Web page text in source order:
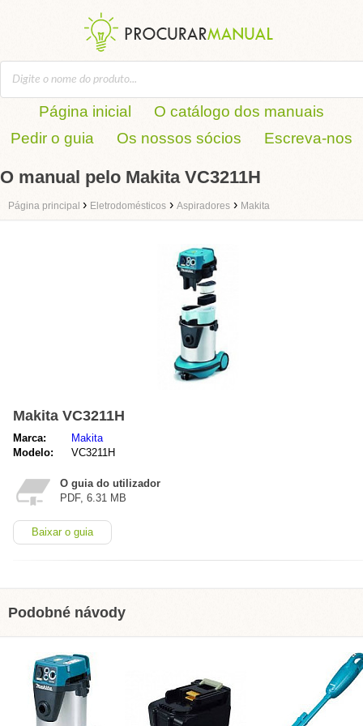
Página inicial
O catálogo dos manuais
Pedir o guia
Os nossos sócios Escreva-nos
O manual pelo Makita VC3211H
Página principal › Eletrodomésticos › Aspiradores › Makita
Makita VC3211H
Marca:
Makita
Modelo:
VC3211H
O guia do utilizador
PDF, 6.31 MB
Baixar o guia
Podobné návody